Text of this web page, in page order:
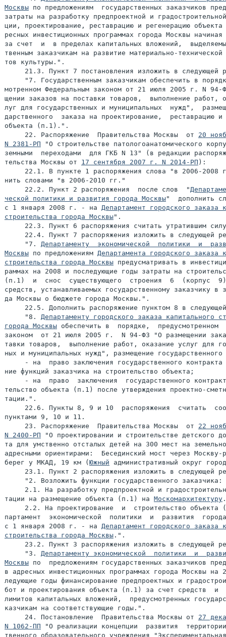
Москвы по предложениям  государственных заказчиков
затраты на разработку предпроектной и
ции, проектирование, реставрацию и регенерацию
ресных инвестиционных программах города Москвы
за счет  и  в пределах капитальных вложений,
твенным заказчикам на развитие материально-
тов культуры.".
21.3. Пункт 7 постановления изложить в следующей
"7. Государственным заказчикам обеспечить в
мотренном Федеральным законом от 21 июля 2005 г. N
щении заказов на поставки товаров,  выполнение работ,
луг для государственных и муниципальных  нужд",
дарственного  заказа на проектирование,  реставрацию и
объекта (п.1).".
     22. Распоряжение  Правительства Москвы  от
20
N 2381-РП "О строительстве патологоанатомического
земными  переходами  для ГКБ N 13" (в редакции
тельства Москвы от 17 сентября 2007 г. N 2014-РП ):
22.1. В пункте 1 распоряжения слова "в 2006-2008
нить словами "в 2006-2010 гг."
     22.2. Пункт 2 распоряжения  после слов  "
ческой политики и развития города Москвы"  дополнить
с 1 января 2008 г. - на Департамент городского заказа
строительства города Москвы".
22.3. Пункт 6 распоряжения считать утратившим
22.4. Пункт 7 распоряжения изложить в следующей
     "7.
Департаменту  экономической  политики  и
Москвы по предложениям Департамента городского заказа
строительства города Москвы предусматривать в
раммах на 2008 и последующие годы затраты на
(п.1)  и  снос  существующего  строения  6  (корпус  9)
средств, устанавливаемых государственному заказчику в
да Москвы о бюджете города Москвы.".
22.5. Дополнить распоряжение пунктом 8 в
     "8.
Департаменту городского заказа капитального
города Москвы обеспечить в  порядке,  предусмотренном
законом  от 21 июля 2005 г.  N 94-ФЗ "О размещении
тавки товаров,  выполнение работ, оказание услуг для
ных и муниципальных нужд", размещение
- на  право заключения государственного контракта
ние функций заказчика на строительство объекта;
- на  право  заключения  государственного
тельство объекта (п.1) после утверждения проектно-
тации.".
22.6. Пункты 8, 9 и 10  распоряжения  считать
пунктами 9, 10 и 11.
     23. Распоряжение  Правительства Москвы  от
22
N 2400-РП "О проектировании и строительстве детского
та для умственно отсталых детей на 300 мест на
адресными ориентирами:  Бесединский мост через Москву-
берег у МКАД, 19 км ( Южный административный округ
23.1. Пункт 2 распоряжения изложить в следующей
     "2. Возложить функции государственного заказчика:
2.1. На разработку предпроектной и
тации на размещение объекта (п.1) на Москомархитектуру .
2.2. На проектирование  и  строительство объекта
партамент  экономической  политики  и  развития
с 1 января 2008 г. - на Департамент городского заказа
строительства города Москвы .".
23.2. Пункт 3 распоряжения изложить в следующей
     "3.
Департаменту экономической  политики  и
Москвы по  предложениям государственных заказчиков
в адресных инвестиционных программах города Москвы
ледующие годы финансирование предпроектных и
бот и проектирования объекта (п.1) за счет средств  и
лимитов капитальных вложений,  предусмотренных
казчикам на соответствующие годы.".
     24. Постановление  Правительства Москвы от
27
N 1062-ПП "О реализации концепции  развития
твенного образовательного учреждения